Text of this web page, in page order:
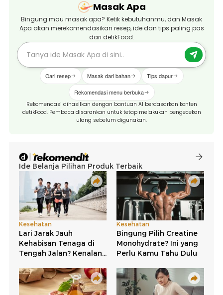
Masak Apa
Bingung mau masak apa? Ketik kebutuhanmu, dan Masak
Apa akan merekomendasikan resep, ide dan tips paling pas
dari detikFood.
Cari resep Masak dari bahan Tips dapur
Rekomendasi menu berbuka
Rekomendasi dihasilkan dengan bantuan AI berdasarkan konten
detikFood. Pembaca disarankan untuk tetap melakukan pengecekan
ulang sebelum digunakan.